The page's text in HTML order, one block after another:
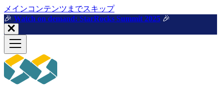
メインコンテンツまでスキップ
🎉️ Watch on demand: StarRocks Summit 2025 🎉️